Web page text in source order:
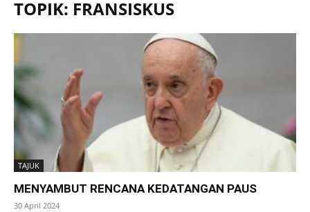
TOPIK: FRANSISKUS
TAJUK
MENYAMBUT RENCANA KEDATANGAN PAUS
30 April 2024